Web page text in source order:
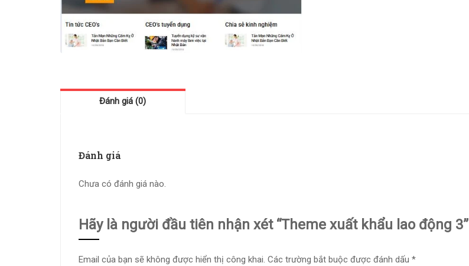
Đánh giá (0)
Đánh giá
Chưa có đánh giá nào.
Hãy là người đầu tiên nhận xét “Theme xuất khẩu lao động 3”
Email của bạn sẽ không được hiển thị công khai. Các trường bắt buộc được đánh dấu *